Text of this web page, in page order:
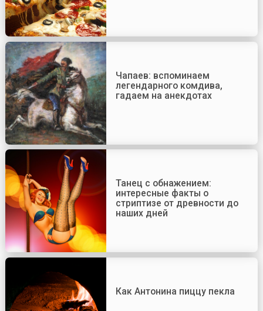
Чапаев: вспоминаем
легендарного комдива,
гадаем на анекдотах
Танец с обнажением:
интересные факты о
стриптизе от древности до
наших дней
Как Антонина пиццу пекла